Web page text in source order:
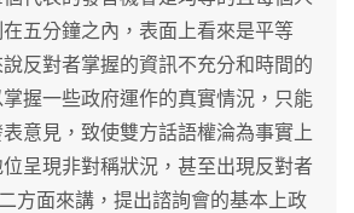
五分鐘之內，表面上看來是平等
反對者掌握的資訊不充分和時間的
握一些政府運作的真實情況，只能
意見，致使雙方話語權淪為事實上
呈現非對稱狀況，甚至出現反對者
方面來講，提出諮詢會的基本上政